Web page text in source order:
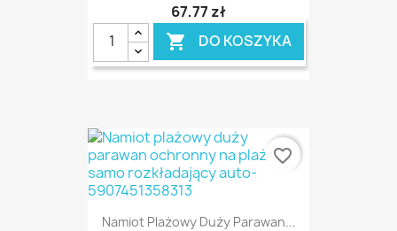
67,77 zł
 DO KOSZYKA
Namiot Plażowy Duży Parawan...
favorite_border